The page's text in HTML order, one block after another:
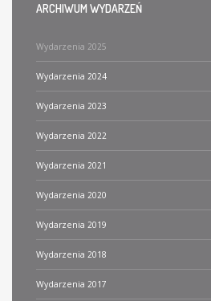
ARCHIWUM WYDARZEŃ
Wydarzenia 2025
Wydarzenia 2024
Wydarzenia 2023
Wydarzenia 2022
Wydarzenia 2021
Wydarzenia 2020
Wydarzenia 2019
Wydarzenia 2018
Wydarzenia 2017